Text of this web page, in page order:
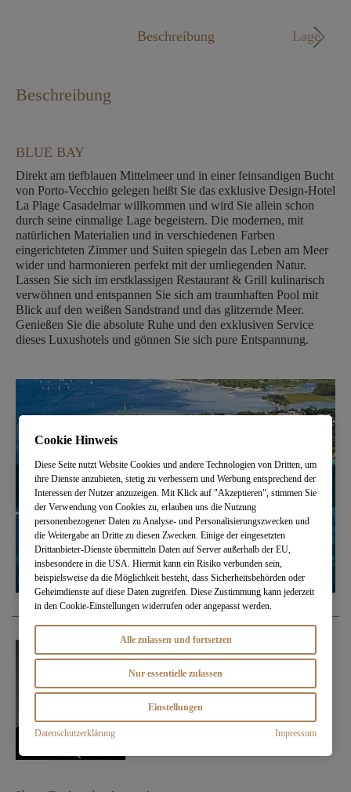
Beschreibung Lage
Beschreibung
BLUE BAY
Direkt am tiefblauen Mittelmeer und in einer feinsandigen Bucht
von Porto-Vecchio gelegen heißt Sie das exklusive Design-Hotel
La Plage Casadelmar willkommen und wird Sie allein schon
durch seine einmalige Lage begeistern. Die modernen, mit
natürlichen Materialien und in verschiedenen Farben
eingerichteten Zimmer und Suiten spiegeln das Leben am Meer
wider und harmonieren perfekt mit der umliegenden Natur.
Lassen Sie sich im erstklassigen Restaurant & Grill kulinarisch
verwöhnen und entspannen Sie sich am traumhaften Pool mit
Blick auf den weißen Sandstrand und das glitzernde Meer.
Genießen Sie die absolute Ruhe und den exklusiven Service
dieses Luxushotels und gönnen Sie sich pure Entspannung.
Cookie Hinweis
Diese Seite nutzt Website Cookies und andere Technologien von Dritten, um
ihre Dienste anzubieten, stetig zu verbessern und Werbung entsprechend der
Interessen der Nutzer anzuzeigen. Mit Klick auf "Akzeptieren", stimmen Sie
der Verwendung von Cookies zu, erlauben uns die Nutzung
personenbezogener Daten zu Analyse- und Personalisierungszwecken und
die Weitergabe an Dritte zu diesen Zwecken. Einige der eingesetzten
Drittanbieter-Dienste übermitteln Daten auf Server außerhalb der EU,
insbesondere in die USA. Hiermit kann ein Risiko verbunden sein,
beispielsweise da die Möglichkeit besteht, dass Sicherheitsbehörden oder
Geheimdienste auf diese Daten zugreifen. Diese Zustimmung kann jederzeit
in den Cookie-Einstellungen widerrufen oder angepasst werden.
Alle zulassen und fortsetzen
Nur essentielle zulassen
Einstellungen
Datenschutzerklärung Impressum